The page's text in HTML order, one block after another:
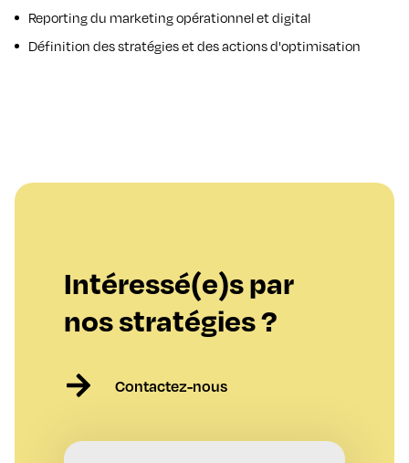
Reporting du marketing opérationnel et digital
Définition des stratégies et des actions d'optimisation
Intéressé(e)s par
nos stratégies ?
Contactez-nous